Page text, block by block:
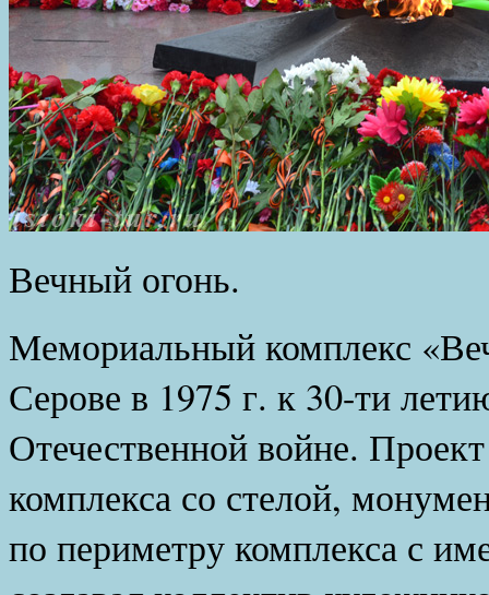
Вечный огонь.
Мемориальный комплекс
Серове в 1975 г. к 30-ти
Отечественной войне.
комплекса со стелой,
по периметру комплекса с